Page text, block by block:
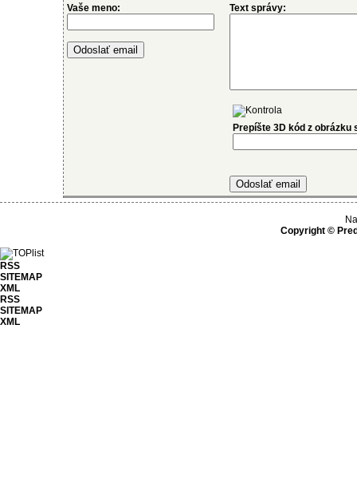
Vaše meno: Text správy:
Prepíšte 3D kód z obrázku
Copyright ©
RSS
SITEMAP
XML
RSS
SITEMAP
XML